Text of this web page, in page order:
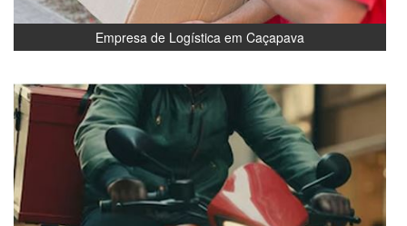
Empresa de Logística em Caçapava